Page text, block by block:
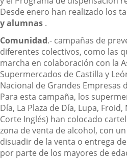
Desde enero han realizado los
y alumnas .
Comunidad.- campañas de
diferentes colectivos, como las
marcha en colaboración con la
Supermercados de Castilla y
Nacional de Grandes Empresas
Para esta campaña, los
Día, La Plaza de Día, Lupa,
Corte Inglés) han colocado
zona de venta de alcohol, con
disuadir de la venta o entrega
por parte de los mayores de